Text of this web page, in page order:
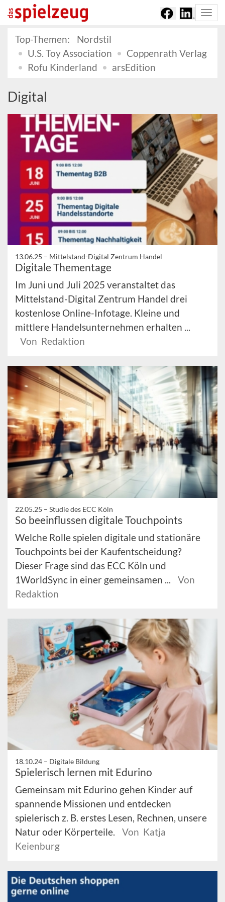
Top-Themen:
Nordstil
U.S. Toy Association
Coppenrath Verlag
Rofu Kinderland
arsEdition
Digital
13.06.25 – Mittelstand-Digital Zentrum Handel
Digitale Thementage
Im Juni und Juli 2025 veranstaltet das
Mittelstand-Digital Zentrum Handel drei
kostenlose Online-Infotage. Kleine und
mittlere Handelsunternehmen erhalten ...
Von Redaktion
22.05.25 – Studie des ECC Köln
So beeinflussen digitale Touchpoints
Welche Rolle spielen digitale und stationäre
Touchpoints bei der Kaufentscheidung?
Dieser Frage sind das ECC Köln und
1WorldSync in einer gemeinsamen ...
Von
Redaktion
18.10.24 – Digitale Bildung
Spielerisch lernen mit Edurino
Gemeinsam mit Edurino gehen Kinder auf
spannende Missionen und entdecken
spielerisch z. B. erstes Lesen, Rechnen, unsere
Natur oder Körperteile.
Von Katja
Keienburg